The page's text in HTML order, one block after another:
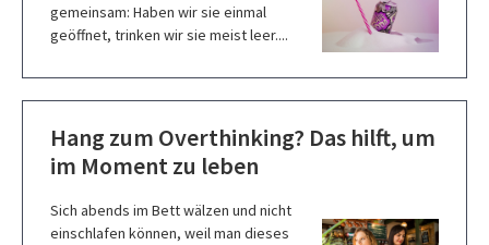
gemeinsam: Haben wir sie einmal
geöffnet, trinken wir sie meist leer....
Hang zum Overthinking? Das hilft, um
im Moment zu leben
Sich abends im Bett wälzen und nicht
einschlafen können, weil man dieses